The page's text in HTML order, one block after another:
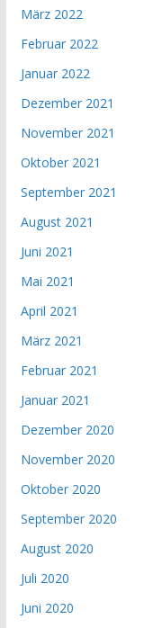
März 2022
Februar 2022
Januar 2022
Dezember 2021
November 2021
Oktober 2021
September 2021
August 2021
Juni 2021
Mai 2021
April 2021
März 2021
Februar 2021
Januar 2021
Dezember 2020
November 2020
Oktober 2020
September 2020
August 2020
Juli 2020
Juni 2020